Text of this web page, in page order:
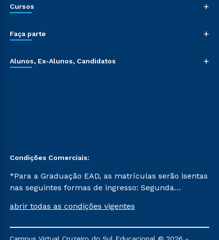
Cursos +
Faça parte +
Alunos, Ex-Alunos, Candidatos +
Condições Comerciais:
*Para a Graduação EAD, as matrículas serão isentas
nas seguintes formas de ingresso: Segunda
Já para as demais, a taxa de matrícula será de R$
mencionadas são referentes aos cursos: Ensino
abrir todas as condições vigentes